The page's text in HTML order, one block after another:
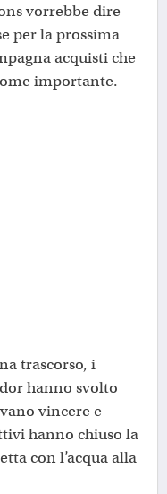
vorrebbe dire
per la prossima
acquisti che
importante.
trascorso, i
hanno svolto
vincere e
hanno chiuso la
con l’acqua alla